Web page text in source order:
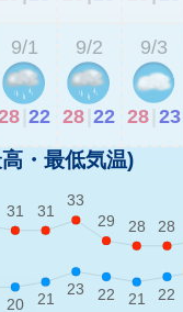
9/1
22
9/2
28 22
9/3
28 23
・最低気温)